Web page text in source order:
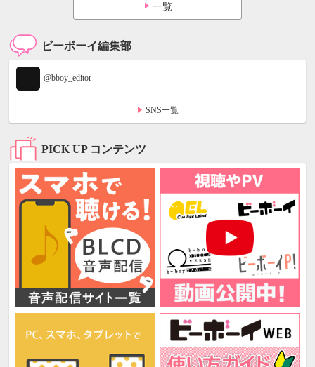
一覧
ビーボーイ編集部
@bboy_editor
SNS一覧
PICK UP コンテンツ